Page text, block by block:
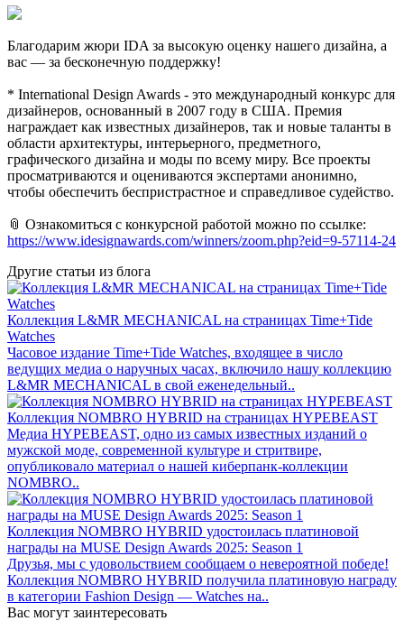
Благодарим жюри IDA за высокую оценку нашего дизайна, а
вас — за бесконечную поддержку!
* International Design Awards - это международный конкурс для
дизайнеров, основанный в 2007 году в США. Премия
награждает как известных дизайнеров, так и новые таланты в
области архитектуры, интерьерного, предметного,
графического дизайна и моды по всему миру. Все проекты
просматриваются и оцениваются экспертами анонимно,
чтобы обеспечить беспристрастное и справедливое судейство.
📎 Ознакомиться с конкурсной работой можно по ссылке:
https://www.idesignawards.com/winners/zoom.php?eid=9-57114-24
Другие статьи из блога
Коллекция L&MR MECHANICAL на страницах Time+Tide
Watches
Часовое издание Time+Tide Watches, входящее в число
ведущих медиа о наручных часах, включило нашу коллекцию
L&MR MECHANICAL в свой еженедельный..
Коллекция NOMBRO HYBRID на страницах HYPEBEAST
Медиа HYPEBEAST, одно из самых известных изданий о
мужской моде, современной культуре и стритвире,
опубликовало материал о нашей киберпанк-коллекции
NOMBRO..
Коллекция NOMBRO HYBRID удостоилась платиновой
награды на MUSE Design Awards 2025: Season 1
Друзья, мы с удовольствием сообщаем о невероятной победе!
Коллекция NOMBRO HYBRID получила платиновую награду
в категории Fashion Design — Watches на..
Вас могут заинтересовать